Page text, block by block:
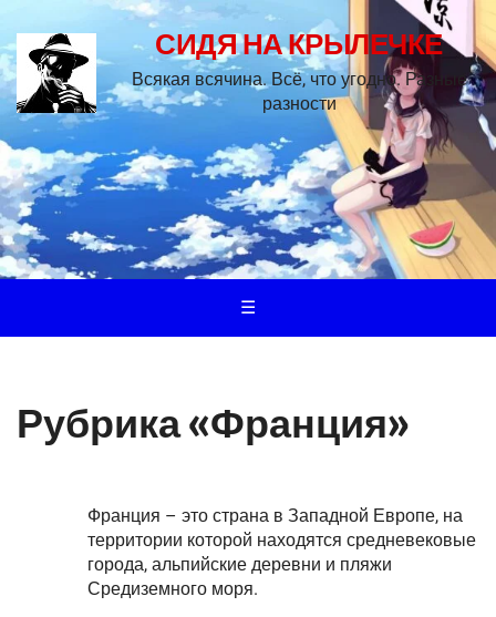
СИДЯ НА КРЫЛЕЧКЕ
Всякая всячина. Всё, что угодно. Разные
разности
☰
Рубрика «Франция»
Франция – это страна в Западной Европе, на
территории которой находятся средневековые
города, альпийские деревни и пляжи
Средиземного моря.